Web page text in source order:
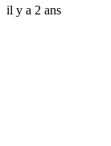
il y a 2 ans